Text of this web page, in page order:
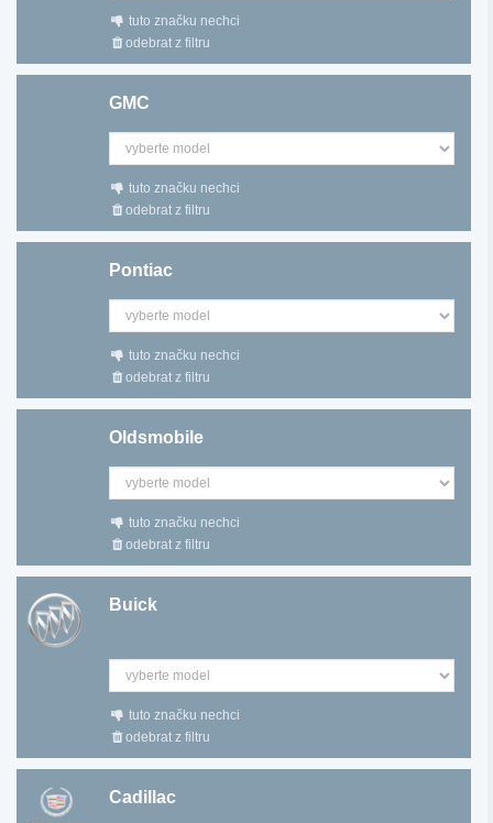
tuto značku nechci
odebrat z filtru
GMC
tuto značku nechci
odebrat z filtru
Pontiac
tuto značku nechci
odebrat z filtru
Oldsmobile
tuto značku nechci
odebrat z filtru
Buick
tuto značku nechci
odebrat z filtru
Cadillac